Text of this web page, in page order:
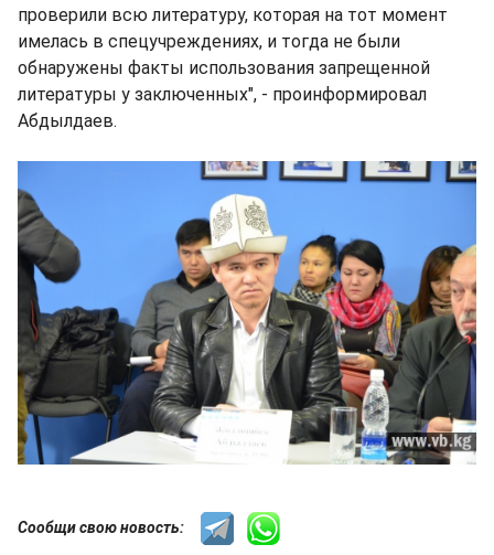
проверили всю литературу, которая на тот момент
имелась в спецучреждениях, и тогда не были
обнаружены факты использования запрещенной
литературы у заключенных", - проинформировал
Абдылдаев.
Сообщи свою новость: